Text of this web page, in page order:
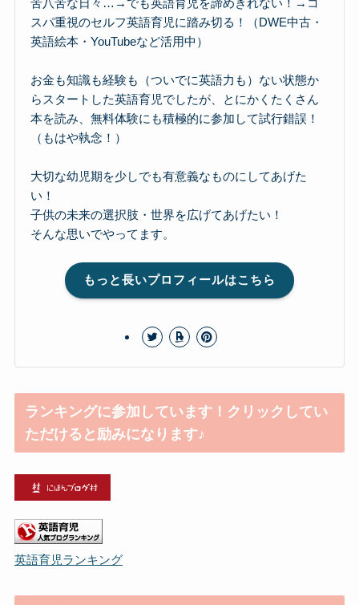
苦八苦な日々…→でも英語育児を諦めきれない！→コ
スパ重視のセルフ英語育児に踏み切る！（DWE中古・
英語絵本・YouTubeなど活用中）
お金も知識も経験も（ついでに英語力も）ない状態か
らスタートした英語育児でしたが、とにかくたくさん
本を読み、無料体験にも積極的に参加して試行錯誤！
（もはや執念！）
大切な幼児期を少しでも有意義なものにしてあげた
い！
子供の未来の選択肢・世界を広げてあげたい！
そんな思いでやってます。
もっと長いプロフィールはこちら
ランキングに参加しています！クリックしてい
ただけると励みになります♪
英語育児ランキング